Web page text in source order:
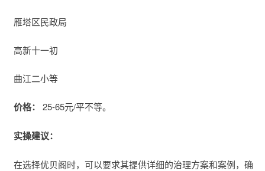
雁塔区民政局
高新十一初
曲江二小等
价格： 25-65元/平不等。
实操建议：
在选择优贝阁时，可以要求其提供详细的治理方案和案例，确